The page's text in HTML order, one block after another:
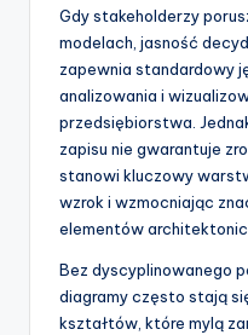
si
&
S
o
Gdy stakeholderzy
modelach, jasność
zapewnia standardowy
analizowania i
przedsiębiorstwa.
zapisu nie gwarantuje
stanowi kluczowy
wzrok i wzmocniając
elementów
Bez dyscyplinowanego
diagramy często stają
kształtów, które mylą